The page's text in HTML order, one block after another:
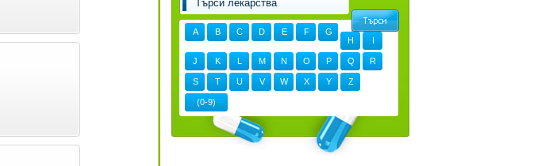
A B C D E F
G
H
I
J K L M N O P Q R
S T U V W X Y Z
(0-9)